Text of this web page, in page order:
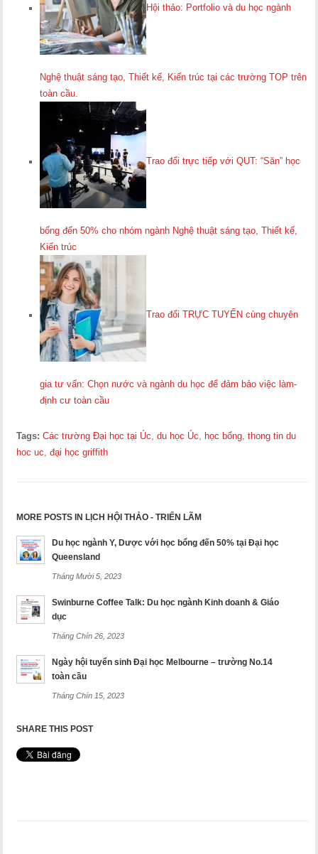
Hội thảo: Portfolio và du học ngành
Nghệ thuật sáng tạo, Thiết kế, Kiến trúc tại các trường TOP trên
toàn cầu.
Trao đổi trực tiếp với QUT: “Săn” học
bổng đến 50% cho nhóm ngành Nghệ thuật sáng tạo, Thiết kế,
Kiến trúc
Trao đổi TRỰC TUYẾN cùng chuyên
gia tư vấn: Chọn nước và ngành du học để đảm bảo việc làm-
định cư toàn cầu
Tags: Các trường Đại học tại Úc,du học Úc, học bổng,thong tin du
hoc uc,đại học griffith
MORE POSTS IN LỊCH HỘI THẢO - TRIỂN LÃM
Du học ngành Y, Dược với học bổng đến 50% tại Đại học
Queensland
Tháng Mười 5, 2023
Swinburne Coffee Talk: Du học ngành Kinh doanh & Giáo
dục
Tháng Chín 26, 2023
Ngày hội tuyển sinh Đại học Melbourne – trường No.14
toàn cầu
Tháng Chín 15, 2023
SHARE THIS POST